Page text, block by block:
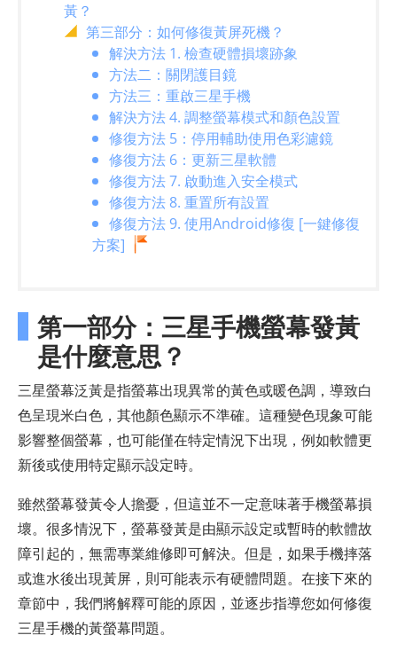
黃？
第三部分：如何修復黃屏死機？
解決方法 1. 檢查硬體損壞跡象
方法二：關閉護目鏡
方法三：重啟三星手機
解決方法 4. 調整螢幕模式和顏色設置
修復方法 5：停用輔助使用色彩濾鏡
修復方法 6：更新三星軟體
修復方法 7. 啟動進入安全模式
修復方法 8. 重置所有設置
修復方法 9. 使用Android修復 [一鍵修復
方案]
第一部分：三星手機螢幕發黃
是什麼意思？
三星螢幕泛黃是指螢幕出現異常的黃色或暖色調，導致白
色呈現米白色，其他顏色顯示不準確。這種變色現象可能
影響整個螢幕，也可能僅在特定情況下出現，例如軟體更
新後或使用特定顯示設定時。
雖然螢幕發黃令人擔憂，但這並不一定意味著手機螢幕損
壞。很多情況下，螢幕發黃是由顯示設定或暫時的軟體故
障引起的，無需專業維修即可解決。但是，如果手機摔落
或進水後出現黃屏，則可能表示有硬體問題。在接下來的
章節中，我們將解釋可能的原因，並逐步指導您如何修復
三星手機的黃螢幕問題。